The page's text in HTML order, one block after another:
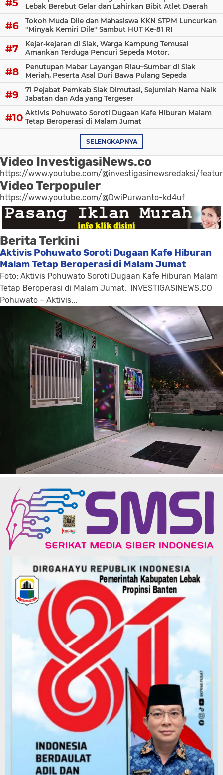
Lebak Berebut Gelar dan Lahirkan Bibit Atlet Daerah
Tokoh Muda Dile dan Mahasiswa KKN STPM Luncurkan
"Minyak Kemiri Dile" Sambut HUT Ke-81 RI
Kejar-kejaran di Siak, Warga Kampung Temusai
Amankan Terduga Pencuri Sepeda Motor.
Penutupan Mabar Layangan Riau–Sumbar di Siak
Meriah, Peserta Asal Duri Bawa Pulang Sepeda
71 Pejabat Pemkab Siak Dimutasi, Sejumlah Nama Naik
Jabatan dan Ada yang Tergeser
Aktivis Pohuwato Soroti Dugaan Kafe Hiburan Malam
Tetap Beroperasi di Malam Jumat
SELENGKAPNYA
Video InvestigasiNews.co
https://www.youtube.com/@investigasinewsredaksi/
Video Terpopuler
https://www.youtube.com/@DwiPurwanto-kd4uf
Berita Terkini
Aktivis Pohuwato Soroti Dugaan Kafe Hiburan
Malam Tetap Beroperasi di Malam Jumat
Foto: Aktivis Pohuwato Soroti Dugaan Kafe Hiburan Malam
Tetap Beroperasi di Malam Jumat. INVESTIGASINEWS.CO
Pohuwato – Aktivis...